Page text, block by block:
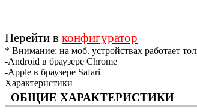
Перейти в конфигуратор
* Внимание: на моб. устройствах работает
-Android в браузере Chrome
-Apple в браузере Safari
Характеристики
ОБЩИЕ ХАРАКТЕРИСТИКИ